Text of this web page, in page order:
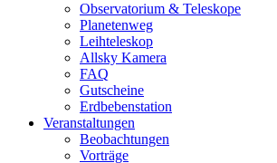
Observatorium & Teleskope
Planetenweg
Leihteleskop
Allsky Kamera
FAQ
Gutscheine
Erdbebenstation
Veranstaltungen
Beobachtungen
Vorträge